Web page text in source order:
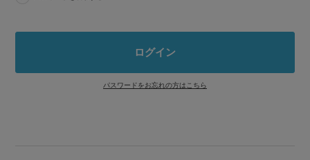
パスワードをお忘れの方はこちら